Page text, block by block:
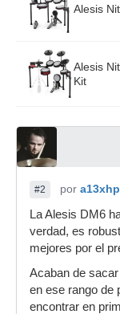
Alesis
Alesis
Kit
#2 por a13xhp
La Alesis DM6
verdad, es
mejores por el
Acaban de
en ese rango de
encontrar en